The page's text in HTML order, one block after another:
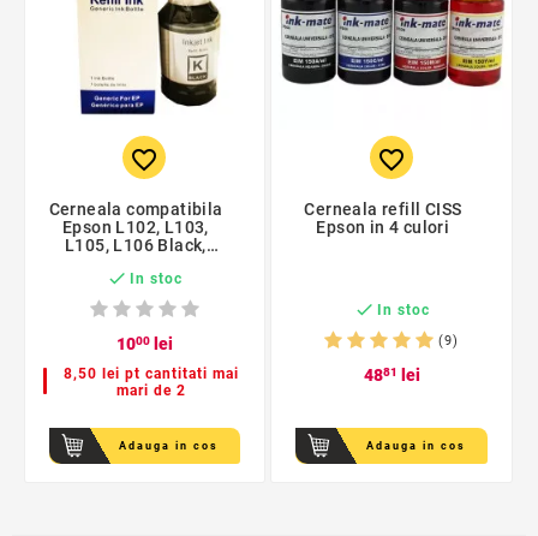
favorite_border
Cerneala compatibila
Epson L102, L103,
L105, L106 Black,
 In stoc
1000lei
8,50 lei pt cantitati mai
mari de 2
Adauga in cos
favorite_border
Cerneala refill CISS
Epson in 4 culori
 In stoc
(9)
4881 lei
Adauga in cos